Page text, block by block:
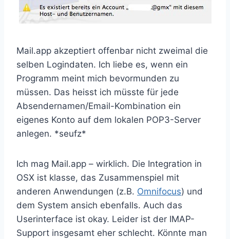
Mail.app akzeptiert offenbar nicht zweimal die
selben Logindaten. Ich liebe es, wenn ein
Programm meint mich bevormunden zu
müssen. Das heisst ich müsste für jede
Absendernamen/Email-Kombination ein
eigenes Konto auf dem lokalen POP3-Server
anlegen. *seufz*
Ich mag Mail.app – wirklich. Die Integration in
OSX ist klasse, das Zusammenspiel mit
anderen Anwendungen (z.B. Omnifocus) und
dem System ansich ebenfalls. Auch das
Userinterface ist okay. Leider ist der IMAP-
Support insgesamt eher schlecht. Könnte man